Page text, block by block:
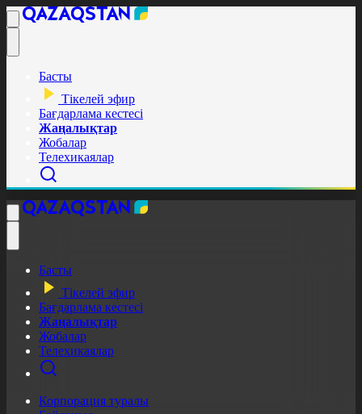
Басты
Тікелей эфир
Бағдарлама кестесі
Жаңалықтар
Жобалар
Телехикаялар
Басты
Тікелей эфир
Бағдарлама кестесі
Жаңалықтар
Жобалар
Телехикаялар
Корпорация туралы